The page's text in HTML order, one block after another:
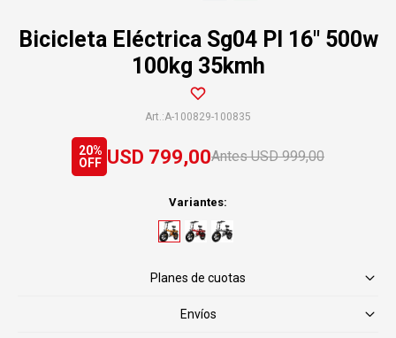
Bicicleta Eléctrica Sg04 Pl 16" 500w
100kg 35kmh
A-100829-100835
USD 799,00 USD 999,00
20
Variantes:
Planes de cuotas
Envíos